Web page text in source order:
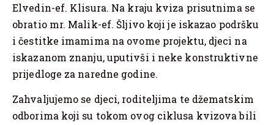
Elvedin-ef. Klisura. Na kraju kviza prisutnima se
obratio mr. Malik-ef. Šljivo koji je iskazao podršku
i čestitke imamima na ovome projektu, djeci na
iskazanom znanju, uputivši i neke konstruktivne
prijedloge za naredne godine.
Zahvaljujemo se djeci, roditeljima te džematskim
odborima koji su tokom ovog ciklusa kvizova bili